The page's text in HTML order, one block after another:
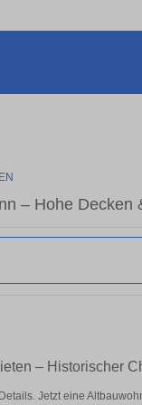
– Hohe Decken
– Historischer
Jetzt eine